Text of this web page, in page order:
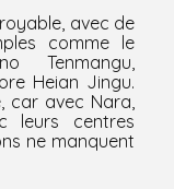
avec de
comme le
Tenmangu,
Heian Jingu.
car avec Nara,
leurs centres
ne manquent